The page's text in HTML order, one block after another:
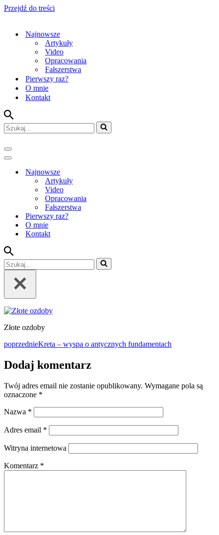
Przejdź do treści
Najnowsze
Artykuły
Video
Opracowania
Fałszerstwa
Pierwszy raz?
O mnie
Kontakt
Szukaj...
Menu
nawigacji
Menu
nawigacjiNajnowsze
Artykuły
Video
Opracowania
Fałszerstwa
Pierwszy raz?
O mnie
Kontakt
Szukaj...
Złote ozdoby
poprzednieKreta – wyspa o antycznych fundamentach
Dodaj komentarz
Twój adres email nie zostanie opublikowany. Wymagane pola są
oznaczone *
Nazwa *
Adres email *
Witryna internetowa
Komentarz *